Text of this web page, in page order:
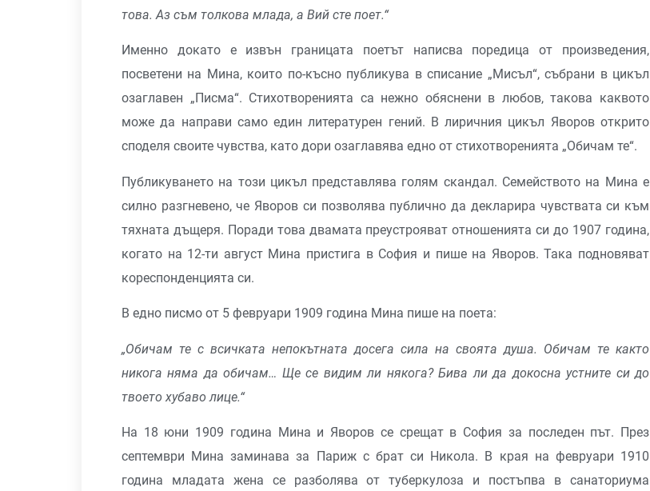
това. Аз съм толкова млада, а Вий сте поет.“
Именно докато е извън границата поетът написва поредица от произведения,
посветени на Мина, които по-късно публикува в списание „Мисъл“, събрани в цикъл
озаглавен „Писма“. Стихотворенията са нежно обяснени в любов, такова каквото
може да направи само един литературен гений. В лиричния цикъл Яворов открито
споделя своите чувства, като дори озаглавява едно от стихотворенията „Обичам те“.
Публикуването на този цикъл представлява голям скандал. Семейството на Мина е
силно разгневено, че Яворов си позволява публично да декларира чувствата си към
тяхната дъщеря. Поради това двамата преустрояват отношенията си до 1907 година,
когато на 12-ти август Мина пристига в София и пише на Яворов. Така подновяват
кореспонденцията си.
В едно писмо от 5 февруари 1909 година Мина пише на поета:
„Обичам те с всичката непокътната досега сила на своята душа. Обичам те както
никога няма да обичам… Ще се видим ли някога? Бива ли да докосна устните си до
твоето хубаво лице.“
На 18 юни 1909 година Мина и Яворов се срещат в София за последен път. През
септември Мина заминава за Париж с брат си Никола. В края на февруари 1910
година младата жена се разболява от туберкулоза и постъпва в санаториума